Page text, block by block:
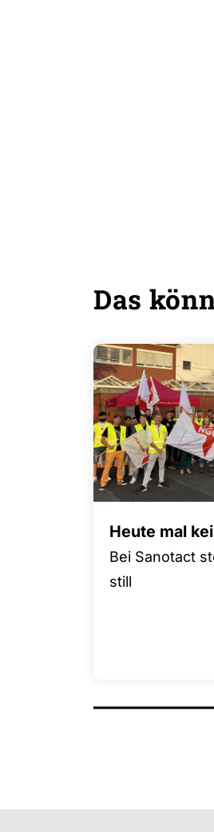
Das
Heute mal
Bei Sanotact
still